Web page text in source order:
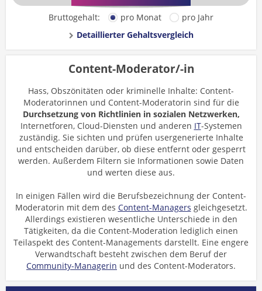
Bruttogehalt: pro Monat
pro Jahr
Detaillierter Gehaltsvergleich
Content-Moderator/-in
Hass, Obszönitäten oder kriminelle Inhalte: Content-
Moderatorinnen und Content-Moderatorin sind für die
Durchsetzung von Richtlinien in sozialen Netzwerken,
Internetforen, Cloud-Diensten und anderen IT-Systemen
zuständig. Sie sichten und prüfen usergenerierte Inhalte
und entscheiden darüber, ob diese entfernt oder gesperrt
werden. Außerdem Filtern sie Informationen sowie Daten
und werten diese aus.
In einigen Fällen wird die Berufsbezeichnung der Content-
Moderatorin mit dem des Content-Managers gleichgesetzt.
Allerdings existieren wesentliche Unterschiede in den
Tätigkeiten, da die Content-Moderation lediglich einen
Teilaspekt des Content-Managements darstellt. Eine engere
Verwandtschaft besteht zwischen dem Beruf der
Community-Managerin und des Content-Moderators.